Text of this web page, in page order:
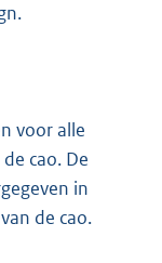
voor alle
cao. De
in
de cao.